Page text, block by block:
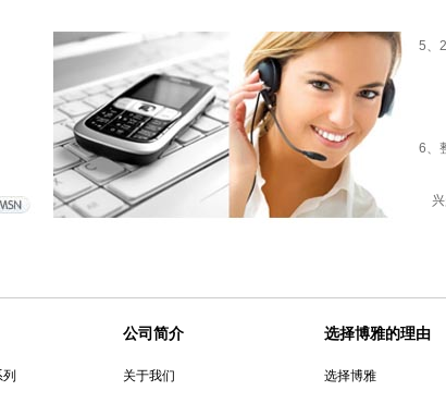
5、
6、
公司简介 选择博雅的理由
关于我们 选择博雅